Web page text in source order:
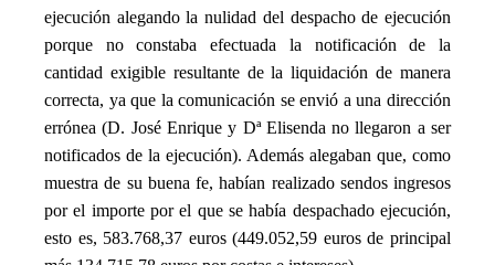
ejecución alegando la nulidad del despacho de ejecución
porque no constaba efectuada la notificación de la
cantidad exigible resultante de la liquidación de manera
correcta, ya que la comunicación se envió a una dirección
errónea (D. José Enrique y Dª Elisenda no llegaron a ser
notificados de la ejecución). Además alegaban que, como
muestra de su buena fe, habían realizado sendos ingresos
por el importe por el que se había despachado ejecución,
esto es, 583.768,37 euros (449.052,59 euros de principal